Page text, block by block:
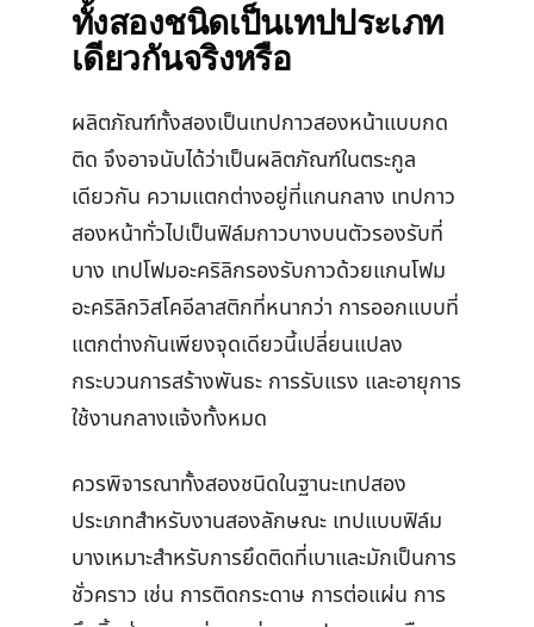
ทั้งสองชนิดเป็นเทปประเภท
เดียวกันจริงหรือ
ผลิตภัณฑ์ทั้งสองเป็นเทปกาวสองหน้าแบบกด
ติด จึงอาจนับได้ว่าเป็นผลิตภัณฑ์ในตระกูล
เดียวกัน ความแตกต่างอยู่ที่แกนกลาง เทปกาว
สองหน้าทั่วไปเป็นฟิล์มกาวบางบนตัวรองรับที่
บาง เทปโฟมอะคริลิกรองรับกาวด้วยแกนโฟม
อะคริลิกวิสโคอีลาสติกที่หนากว่า การออกแบบที่
แตกต่างกันเพียงจุดเดียวนี้เปลี่ยนแปลง
กระบวนการสร้างพันธะ การรับแรง และอายุการ
ใช้งานกลางแจ้งทั้งหมด
ควรพิจารณาทั้งสองชนิดในฐานะเทปสอง
ประเภทสำหรับงานสองลักษณะ เทปแบบฟิล์ม
บางเหมาะสำหรับการยึดติดที่เบาและมักเป็นการ
ชั่วคราว เช่น การติดกระดาษ การต่อแผ่น การ